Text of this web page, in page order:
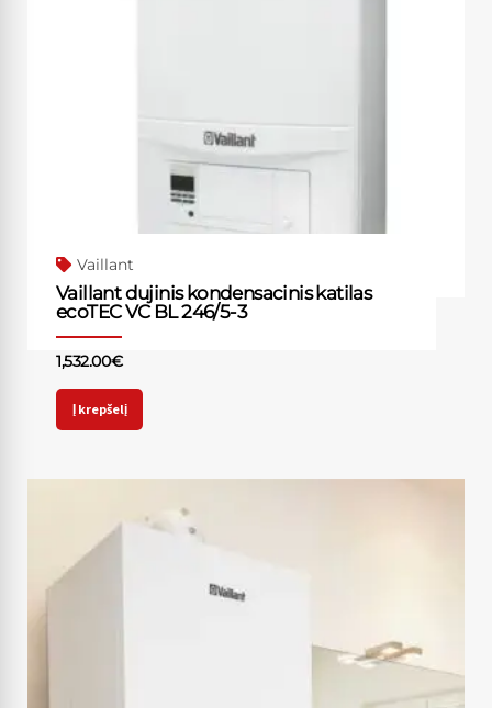
Vaillant
Vaillant dujinis kondensacinis katilas
ecoTEC VC BL 246/5-3
1,532.00€
Į krepšelį